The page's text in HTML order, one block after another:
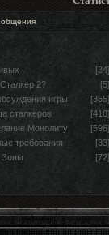
[34]
2?
[5]
игры
[355]
сталкеров
[418]
Монолиту
[596]
требования
[33]
Зоны
[72]